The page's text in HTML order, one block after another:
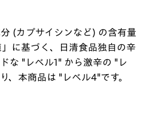
(カプサイシンなど) の含有量
に基づく、日清食品独自の辛
な "レベル1" から激辛の "レ
、本商品は "レベル4"です。